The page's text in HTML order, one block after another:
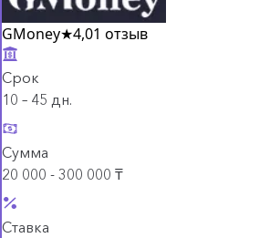
GMoney★4,01 отзыв
Срок
10 – 45 дн.
Сумма
20 000 - 300 000 ₸
Ставка